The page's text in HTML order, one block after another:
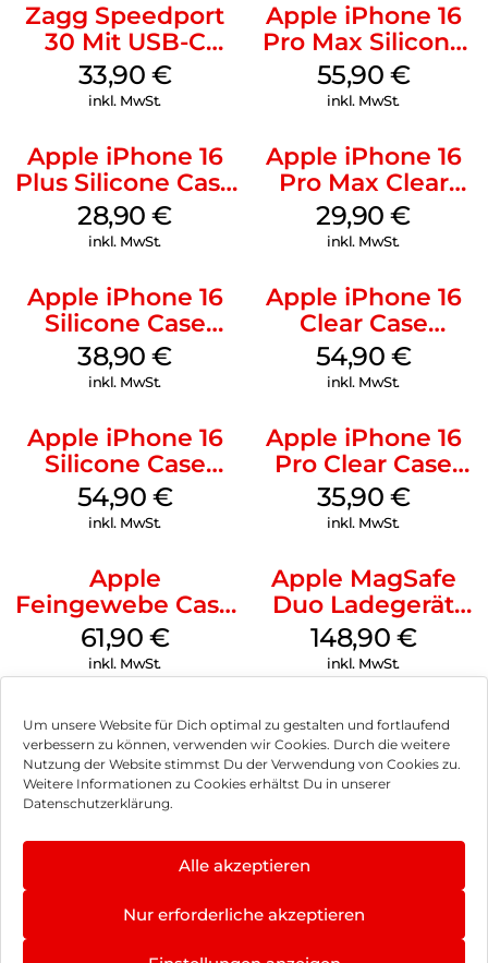
Um unsere Website für Dich optimal zu gestalten und fortlaufend
verbessern zu können, verwenden wir Cookies. Durch die weitere
Nutzung der Website stimmst Du der Verwendung von Cookies zu.
Weitere Informationen zu Cookies erhältst Du in unserer
Datenschutzerklärung.
Alle akzeptieren
Nur erforderliche akzeptieren
Zagg Speedport
30 Mit USB-C
Kabel Weiß
33,90 €
inkl. MwSt.
Apple iPhone 16
Pro Max Silicone
Case MagSafe
Stone Gray
55,90 €
inkl. MwSt.
Apple iPhone 16
Plus Silicone Case
MagSafe Black
28,90€
inkl. MwSt.
Apple iPhone 16
Pro Max Clear
Case MagSafe
Transparent
29,90€
inkl. MwSt.
Apple iPhone 16
Silicone Case
MagSafe
Ultramarine
38,90€
inkl. MwSt.
Apple iPhone 16
Clear Case
MagSafe
Transparent
54,90 €
inkl. MwSt.
Apple iPhone 16
Silicone Case
MagSafe Black
54,90 €
inkl. MwSt.
Apple iPhone 16
Pro Clear Case
MagSafe
Transparent
35,90 €
inkl. MwSt.
Apple
Feingewebe Case
iPhone 15 Pro
MagSafe Schwarz
61,90 €
inkl. MwSt.
Apple MagSafe
Duo Ladegerät
Weiß
148,90 €
inkl. MwSt.
Impressum
Hinweis zur Batterieentsorgung